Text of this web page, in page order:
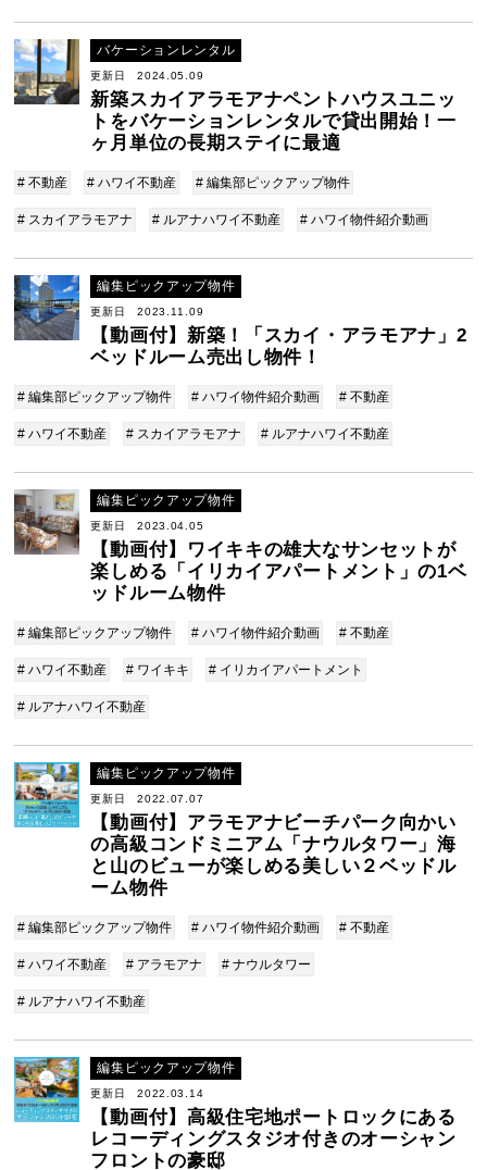
バケーションレンタル
更新日 2024.05.09
新築スカイアラモアナペントハウスユニッ
トをバケーションレンタルで貸出開始！一
ヶ月単位の長期ステイに最適
# 不動産 # ハワイ不動産 # 編集部ピックアップ物件
# スカイアラモアナ # ルアナハワイ不動産 # ハワイ物件紹介動画
編集ピックアップ物件
更新日 2023.11.09
【動画付】新築！「スカイ・アラモアナ」2
ベッドルーム売出し物件！
# 編集部ピックアップ物件 # ハワイ物件紹介動画 # 不動産
# ハワイ不動産 # スカイアラモアナ # ルアナハワイ不動産
編集ピックアップ物件
更新日 2023.04.05
【動画付】ワイキキの雄大なサンセットが
楽しめる「イリカイアパートメント」の1ベ
ッドルーム物件
# 編集部ピックアップ物件 # ハワイ物件紹介動画 # 不動産
# ハワイ不動産 # ワイキキ # イリカイアパートメント
# ルアナハワイ不動産
編集ピックアップ物件
更新日 2022.07.07
【動画付】アラモアナビーチパーク向かい
の高級コンドミニアム「ナウルタワー」海
と山のビューが楽しめる美しい２ベッドル
ーム物件
# 編集部ピックアップ物件 # ハワイ物件紹介動画 # 不動産
# ハワイ不動産 # アラモアナ # ナウルタワー
# ルアナハワイ不動産
編集ピックアップ物件
更新日 2022.03.14
【動画付】高級住宅地ポートロックにある
レコーディングスタジオ付きのオーシャン
フロントの豪邸